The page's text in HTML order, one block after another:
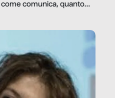
comunica, quanto